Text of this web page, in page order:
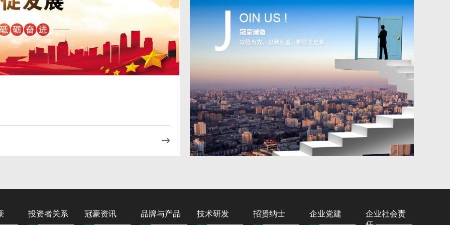
投资者关系 冠豪资讯 品牌与产品 技术研发 招贤纳士 企业党建
企业社会责